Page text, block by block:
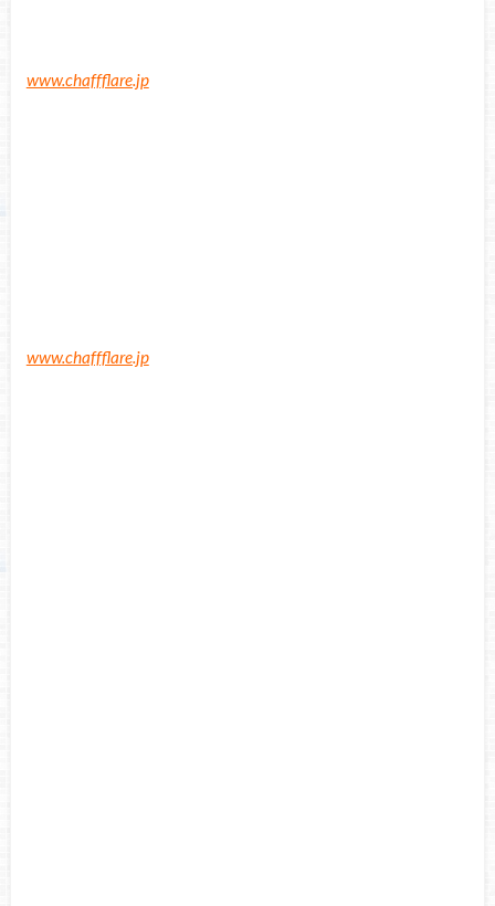
www.chaffflare.jp
www.chaffflare.jp